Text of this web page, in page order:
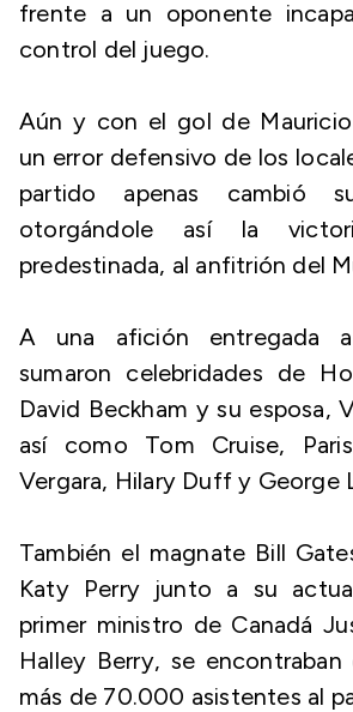
frente a un oponente
control del juego.
Aún y con el gol de
un error defensivo de los
partido apenas cambió
otorgándole así la
predestinada, al anfitrión del
A una afición entregada
sumaron celebridades de
David Beckham y su esposa,
así como Tom Cruise,
Vergara, Hilary Duff y George
También el magnate Bill
Katy Perry junto a su
primer ministro de Canadá
Halley Berry, se
más de 70.000 asistentes al